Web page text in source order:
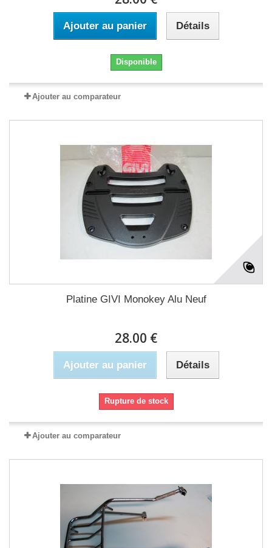
Ajouter au panier Détails
Disponible
Ajouter au comparateur
Platine GIVI Monokey Alu Neuf
28.00 €
Ajouter au panier Détails
Rupture de stock
Ajouter au comparateur